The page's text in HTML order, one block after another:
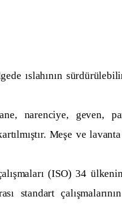
ıslahının
narenciye, geven,
Meşe ve
(ISO) 34
standart